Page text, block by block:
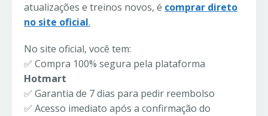
atualizações e treinos novos, é comprar direto
no site oficial.
No site oficial, você tem:
✅ Compra 100% segura pela plataforma
Hotmart
✅ Garantia de 7 dias para pedir reembolso
✅ Acesso imediato após a confirmação do